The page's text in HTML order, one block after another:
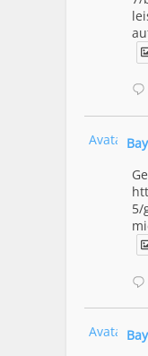
Avatar
5/
Avatar